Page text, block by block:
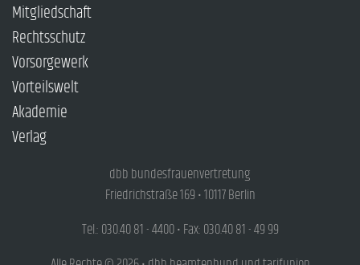
Mitgliedschaft
Rechtsschutz
Vorsorgewerk
Vorteilswelt
Akademie
Verlag
dbb bundesfrauenvertretung
Friedrichstraße 169 • 10117 Berlin
Tel.: 030.40 81 - 4400 • Fax: 030.40 81 - 49 99